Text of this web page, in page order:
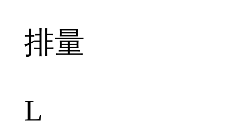
排量
L